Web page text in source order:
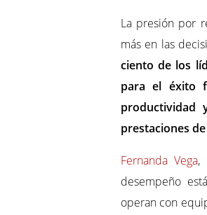
La presión por
más en las
ciento de los
para el éxito
productividad
prestaciones
Fernanda Vega,
desempeño
operan con